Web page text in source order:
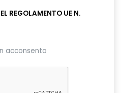
con funzione Auto-Hold
e posteriore
REGOLAMENTO UE N.
acconsento